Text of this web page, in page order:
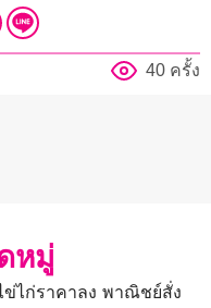
40 ครั้ง
หมู่
ข่ไก่ราคาลง พาณิชย์สั่ง